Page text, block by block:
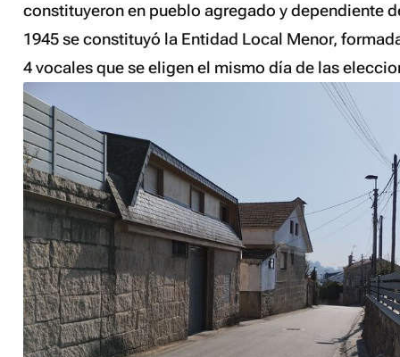
constituyeron en pueblo agregado y dependiente
1945 se constituyó la Entidad Local Menor,
4 vocales que se eligen el mismo día de las